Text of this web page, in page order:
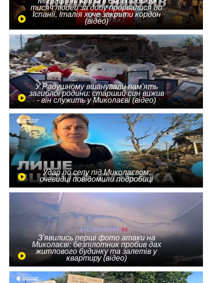
тисяч людей за добу прорвалися до
Іспанії, Італія хоче закрити кордон
(відео)
У Радушному вшанували пам'ять
загиблої родини: старший син вижив
- він служить у Миколаєві (відео)
Удар по селу під Миколаєвом:
очевидці повідомили подробиці
З'явились перші фото атаки на
Миколаєві: безпілотник пробив дах
житлового будинку та залетів у
квартиру (відео)